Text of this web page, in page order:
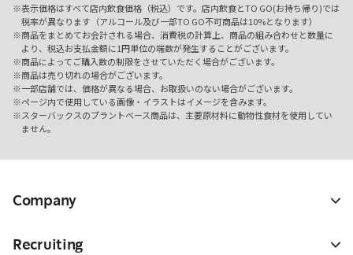
表示価格はすべて店内飲食価格（税込）です。店内飲食とTO GO(お持ち帰り)では
税率が異なります（アルコール及び一部TO GO不可商品は10%となります）
商品をまとめてお会計される場合、消費税の計算上、商品の組み合わせと数量に
より、税込お支払金額に1円単位の端数が発生することがございます。
商品によってご購入数の制限をさせていただく場合がございます。
商品は売り切れの場合がございます。
一部店舗では、価格が異なる場合、お取扱いのない場合がございます。
ページ内で使用している画像・イラストはイメージを含みます。
スターバックスのプラントベース商品は、主要原材料に動物性食材を使用してい
ません。
Company
Recruiting